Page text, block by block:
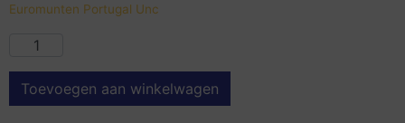
Euromunten Portugal Unc
Toevoegen aan winkelwagen